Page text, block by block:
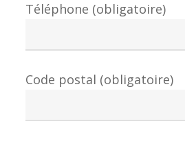
Téléphone (obligatoire)
Code postal (obligatoire)